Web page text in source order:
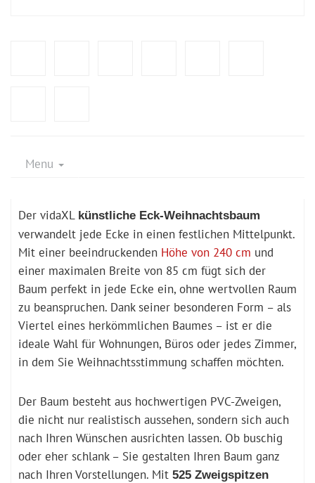
Menu
Der vidaXL künstliche Eck-Weihnachtsbaum
verwandelt jede Ecke in einen festlichen Mittelpunkt.
Mit einer beeindruckenden Höhe von 240 cm und
einer maximalen Breite von 85 cm fügt sich der
Baum perfekt in jede Ecke ein, ohne wertvollen Raum
zu beanspruchen. Dank seiner besonderen Form – als
Viertel eines herkömmlichen Baumes – ist er die
ideale Wahl für Wohnungen, Büros oder jedes Zimmer,
in dem Sie Weihnachtsstimmung schaffen möchten.
Der Baum besteht aus hochwertigen PVC-Zweigen,
die nicht nur realistisch aussehen, sondern sich auch
nach Ihren Wünschen ausrichten lassen. Ob buschig
oder eher schlank – Sie gestalten Ihren Baum ganz
nach Ihren Vorstellungen. Mit 525 Zweigspitzen